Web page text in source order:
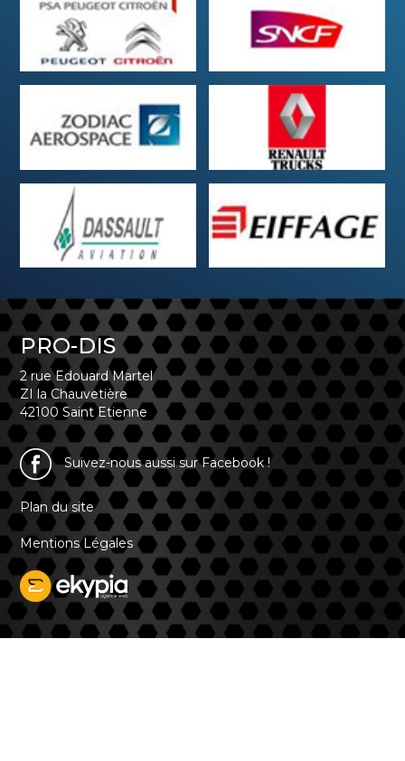
PRO-DIS
2 rue Edouard Martel
ZI la Chauvetière
42100 Saint Etienne
Suivez-nous aussi sur Facebook !
Plan du site
Mentions Légales